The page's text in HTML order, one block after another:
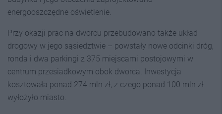
energooszczędne oświetlenie.
Przy okazji prac na dworcu przebudowano także układ
drogowy w jego sąsiedztwie – powstały nowe odcinki dróg,
ronda i dwa parkingi z 375 miejscami postojowymi w
centrum przesiadkowym obok dworca. Inwestycja
kosztowała ponad 274 mln zł, z czego ponad 100 mln zł
wyłożyło miasto.